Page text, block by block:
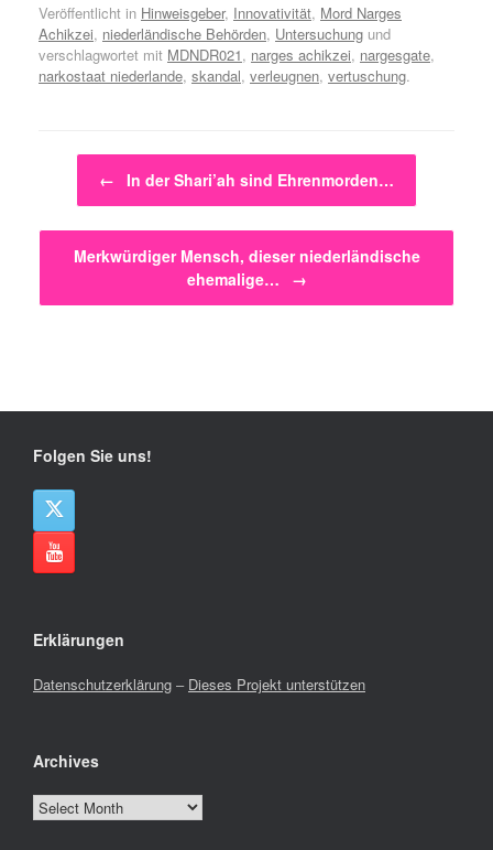
Veröffentlicht in Hinweisgeber, Innovativität, Mord Narges
Achikzei, niederländische Behörden, Untersuchung und
verschlagwortet mit MDNDR021, narges achikzei, nargesgate,
narkostaat niederlande, skandal, verleugnen, vertuschung.
Beitragsnavigation
← In der Shari’ah sind Ehrenmorden…
Merkwürdiger Mensch, dieser niederländische
ehemalige…
→
Folgen Sie uns!
Erklärungen
Datenschutzerklärung – Dieses Projekt unterstützen
Archives
Archives